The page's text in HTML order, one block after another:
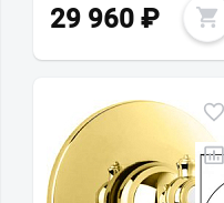
29 960 ₽